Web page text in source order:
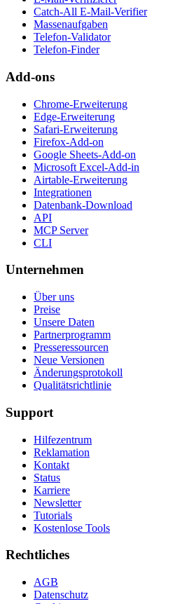
Catch-All E-Mail-Verifier
Massenaufgaben
Telefon-Validator
Telefon-Finder
Add-ons
Chrome-Erweiterung
Edge-Erweiterung
Safari-Erweiterung
Firefox-Add-on
Google Sheets-Add-on
Microsoft Excel-Add-in
Airtable-Erweiterung
Integrationen
Datenbank-Download
API
MCP Server
CLI
Unternehmen
Über uns
Preise
Unsere Daten
Partnerprogramm
Presseressourcen
Neue Versionen
Änderungsprotokoll
Qualitätsrichtlinie
Support
Hilfezentrum
Reklamation
Kontakt
Status
Karriere
Newsletter
Tutorials
Kostenlose Tools
Rechtliches
AGB
Datenschutz